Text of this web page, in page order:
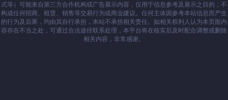
式等）可能来自第三方合作机构或广告展示内容，仅用于信息参考及展示之目的，不
构成任何招商、租赁、销售等交易行为或商业建议。任何主体因参考本站信息而产生
的行为及后果，均由其自行承担，本站不承担相关责任。如相关权利人认为本页面内
容存在不当之处，可通过合法途径联系处理，本平台将在核实后及时配合调整或删除
相关内容，非常感谢。